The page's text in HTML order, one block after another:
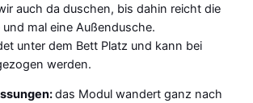
auch da duschen, bis dahin reicht die
mal eine Außendusche.
unter dem Bett Platz und kann bei
werden.
das Modul wandert ganz nach